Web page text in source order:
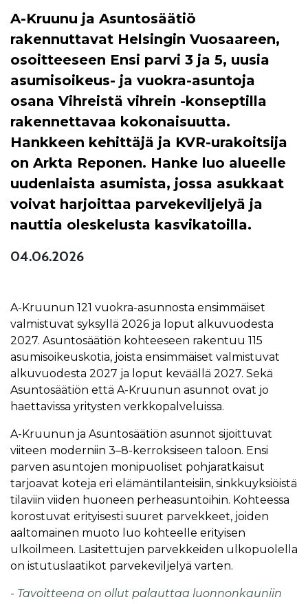
A-Kruunu ja Asuntosäätiö
rakennuttavat Helsingin Vuosaareen,
osoitteeseen Ensi parvi 3 ja 5, uusia
asumisoikeus- ja vuokra-asuntoja
osana Vihreistä vihrein -konseptilla
rakennettavaa kokonaisuutta.
Hankkeen kehittäjä ja KVR-urakoitsija
on Arkta Reponen. Hanke luo alueelle
uudenlaista asumista, jossa asukkaat
voivat harjoittaa parvekeviljelyä ja
nauttia oleskelusta kasvikatoilla.
04.06.2026
A-Kruunun 121 vuokra-asunnosta ensimmäiset
valmistuvat syksyllä 2026 ja loput alkuvuodesta
2027. Asuntosäätiön kohteeseen rakentuu 115
asumisoikeuskotia, joista ensimmäiset valmistuvat
alkuvuodesta 2027 ja loput keväällä 2027. Sekä
Asuntosäätiön että A-Kruunun asunnot ovat jo
haettavissa yritysten verkkopalveluissa.
A-Kruunun ja Asuntosäätiön asunnot sijoittuvat
viiteen moderniin 3–8-kerroksiseen taloon. Ensi
parven asuntojen monipuoliset pohjaratkaisut
tarjoavat koteja eri elämäntilanteisiin, sinkkuyksiöistä
tilaviin viiden huoneen perheasuntoihin. Kohteessa
korostuvat erityisesti suuret parvekkeet, joiden
aaltomainen muoto luo kohteelle erityisen
ulkoilmeen. Lasitettujen parvekkeiden ulkopuolella
on istutuslaatikot parvekeviljelyä varten.
- Tavoitteena on ollut palauttaa luonnonkauniin